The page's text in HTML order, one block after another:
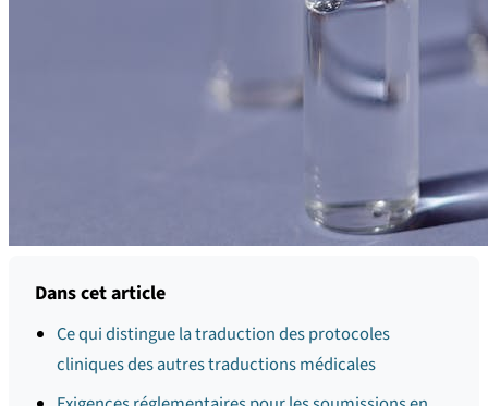
Dans cet article
Ce qui distingue la traduction des protocoles
cliniques des autres traductions médicales